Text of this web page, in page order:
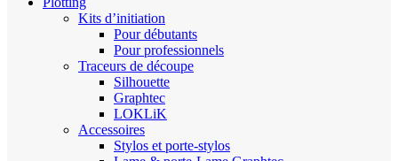
Kits d’initiation
Pour débutants
Pour professionnels
Traceurs de découpe
Silhouette
Graphtec
LOKLiK
Accessoires
Stylos et porte-stylos